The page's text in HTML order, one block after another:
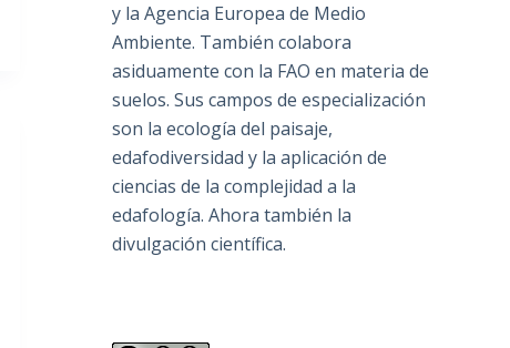
y la Agencia Europea de Medio
Ambiente. También colabora
asiduamente con la FAO en materia de
suelos. Sus campos de especialización
son la ecología del paisaje,
edafodiversidad y la aplicación de
ciencias de la complejidad a la
edafología. Ahora también la
divulgación científica.